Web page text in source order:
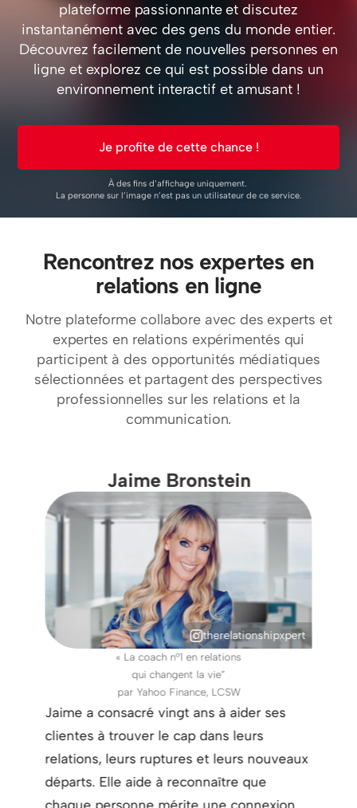
plateforme passionnante et discutez
instantanément avec des gens du monde entier.
Découvrez facilement de nouvelles personnes en
ligne et explorez ce qui est possible dans un
environnement interactif et amusant !
Je profite de cette chance !
À des fins d’affichage uniquement.
La personne sur l’image n’est pas un utilisateur de ce service.
Rencontrez nos expertes en
relations en ligne
Notre plateforme collabore avec des experts et
expertes en relations expérimentés qui
participent à des opportunités médiatiques
sélectionnées et partagent des perspectives
professionnelles sur les relations et la
communication.
Jaime Bronstein
therelationshipxpert
« La coach n°1 en relations
qui changent la vie”
par Yahoo Finance, LCSW
Jaime a consacré vingt ans à aider ses
clientes à trouver le cap dans leurs
relations, leurs ruptures et leurs nouveaux
départs. Elle aide à reconnaître que